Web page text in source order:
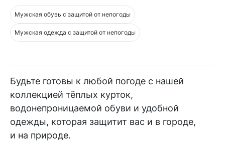
Мужская обувь c защитой от непогоды
Мужская одежда с защитой от непогоды
Будьте готовы к любой погоде с нашей
коллекцией тёплых курток,
водонепроницаемой обуви и удобной
одежды, которая защитит вас и в городе,
и на природе.